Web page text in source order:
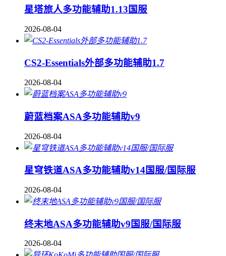
星塔旅人多功能辅助1.13国服
2026-08-04
CS2-Essentials外部多功能辅助1.7
2026-08-04
蔚蓝档案ASA多功能辅助v9
2026-08-04
星穹铁道ASA多功能辅助v14国服/国际服
2026-08-04
终末地ASA多功能辅助v9国服/国际服
2026-08-04